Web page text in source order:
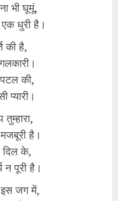
भी घूमूं,
धुरी है।
की है,
की,
प्यारी।
है।
के,
न पूरी है।
जग में,